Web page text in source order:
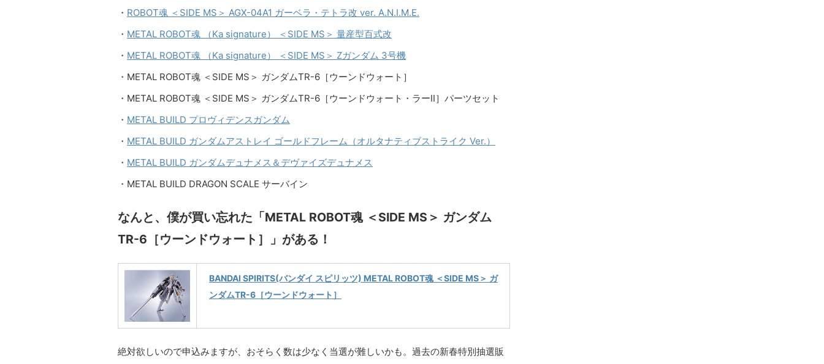
・ ROBOT魂 ＜SIDE MS＞ AGX-04A1 ガーベラ・テトラ改 ver. A.N.I.M.E.
・ METAL ROBOT魂 （Ka signature） ＜SIDE MS＞ 量産型百式改
・ METAL ROBOT魂 （Ka signature） ＜SIDE MS＞ Zガンダム 3号機
・METAL ROBOT魂 ＜SIDE MS＞ ガンダムTR-6［ウーンドウォート］
・METAL ROBOT魂 ＜SIDE MS＞ ガンダムTR-6［ウーンドウォート・ラーII］パーツセット
・ METAL BUILD プロヴィデンスガンダム
・ METAL BUILD ガンダムアストレイ ゴールドフレーム（オルタナティブストライク Ver.）
・ METAL BUILD ガンダムデュナメス＆デヴァイズデュナメス
・METAL BUILD DRAGON SCALE サーバイン
なんと、僕が買い忘れた「METAL ROBOT魂 ＜SIDE MS＞ ガンダム
TR-6［ウーンドウォート］」がある！
BANDAI SPIRITS(バンダイ スピリッツ) METAL ROBOT魂 ＜SIDE MS＞ ガ
ンダムTR-6［ウーンドウォート］
絶対欲しいので申込みますが、おそらく数は少なく当選が難しいかも。過去の新春特別抽選販